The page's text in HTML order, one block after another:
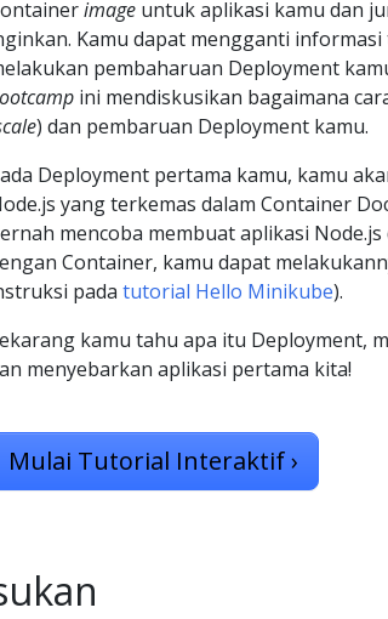
image untuk aplikasi kamu dan
Kamu dapat mengganti
pembaharuan Deployment
ini mendiskusikan bagaimana
) dan pembaruan Deployment kamu.
Deployment pertama kamu, kamu
yang terkemas dalam Container
mencoba membuat aplikasi
Container, kamu dapat
pada tutorial Hello Minikube).
kamu tahu apa itu Deployment,
menyebarkan aplikasi pertama kita!
Mulai Tutorial Interaktif›